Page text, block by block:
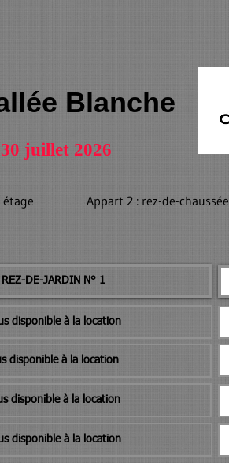
Blanche
juillet 2026
étage Appart 2 : rez-de-chaussée